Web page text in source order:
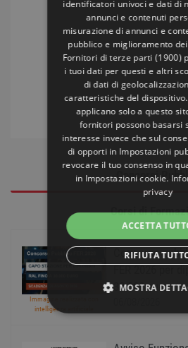
Concorsi
Corsi di
Immagine realizzata con
intelligenza artificiale
Concorso
FER 2026 per
30.000 euro
identificatori univoci e dati di
annunci e contenuti
misurazione di annunci e
pubblico e miglioramento
Fornitori di terze parti (1900)
i tuoi dati per questi e altri
di dati di
caratteristiche del
applicano solo a questo
fornitori possono basarsi
interesse invece che sul
di opporti in Impostazioni
revocare il tuo consenso in
in Impostazioni cookie.
privacy
ACCETTA
RIFIUTA
MOSTRA